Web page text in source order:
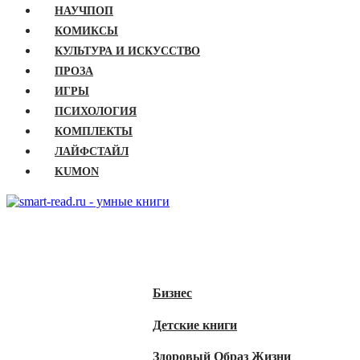
НАУЧПОП
КОМИКСЫ
КУЛЬТУРА И ИСКУССТВО
ПРОЗА
ИГРЫ
ПСИХОЛОГИЯ
КОМПЛЕКТЫ
ЛАЙФСТАЙЛ
KUMON
Бизнес
Детские книги
Здоровый Образ Жизни